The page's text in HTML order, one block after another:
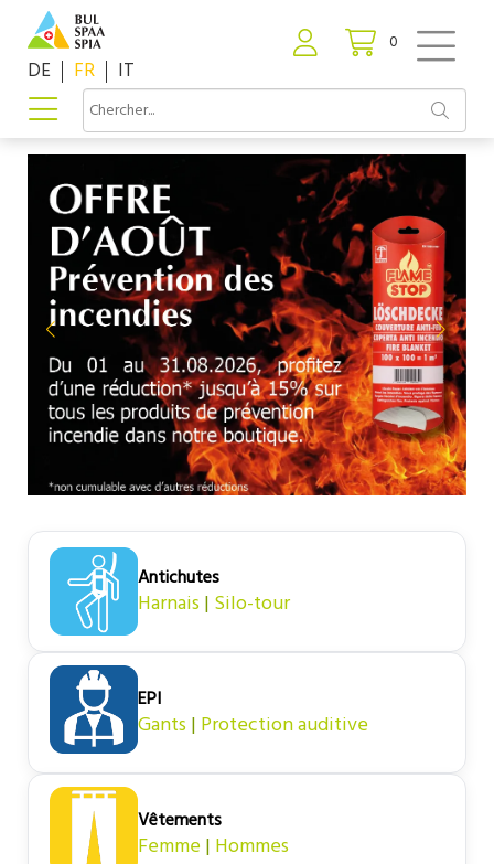
0
DE FR IT
Antichutes
Harnais| Silo-tour
EPI
Gants| Protection auditive
Vêtements
Femme| Hommes